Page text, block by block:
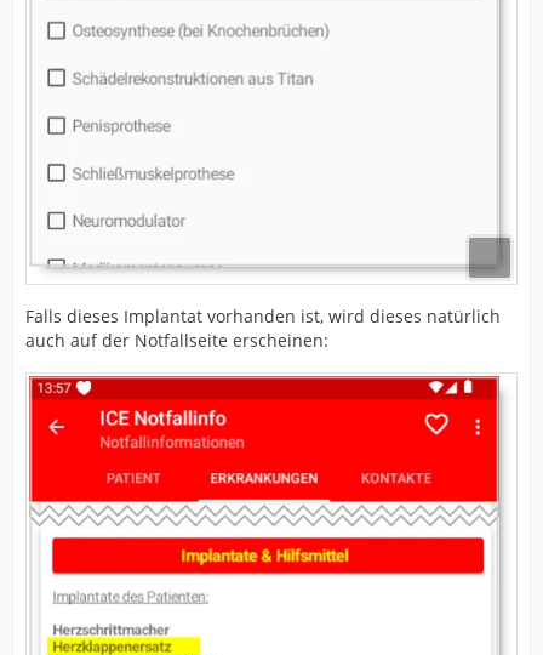
Falls dieses Implantat vorhanden ist, wird dieses natürlich
auch auf der Notfallseite erscheinen: